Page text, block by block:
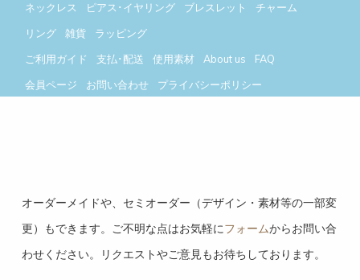
オーダーメイドや、セミオーダー（デザイン・素材等の一部変
更）もできます。ご不明な点はお気軽にフォームからお問い合
わせください。リクエストやご意見もお待ちしております。
ネックレス ピアス･イヤリング ブレスレット
チャーム
リング
雑貨
ラッピング
ご利用ガイド
支払･配送 使用素材 About us
FAQ
会員ページ
お問い合わせ プライバシーポリシー
2
3 4 5 6 7
8
9
10 11 12 13 14
15
2 3
5
6
7 8 9 10 11
12
13 14 15 16 17 18